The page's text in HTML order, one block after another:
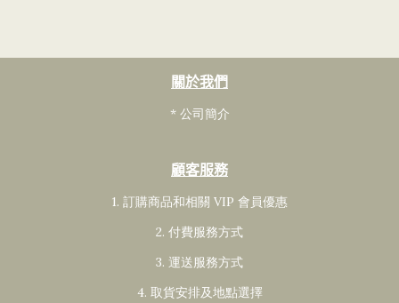
關於我們
* 公司簡介
顧客服務
1. 訂購商品和相關 VIP 會員優惠
2. 付費服務方式
3. 運送服務方式
4. 取貨安排及地點選擇